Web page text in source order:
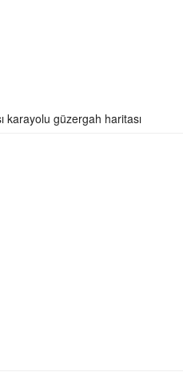
karayolu güzergah haritası